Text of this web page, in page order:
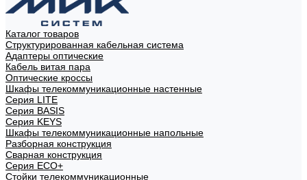
Каталог товаров
Структурированная кабельная система
Адаптеры оптические
Кабель витая пара
Оптические кроссы
Шкафы телекоммуникационные настенные
Cерия LITE
Cерия BASIS
Cерия KEYS
Шкафы телекоммуникационные напольные
Разборная конструкция
Сварная конструкция
Серия ECO+
Стойки телекоммуникационные